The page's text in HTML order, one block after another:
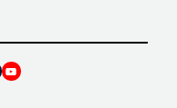
YouTube